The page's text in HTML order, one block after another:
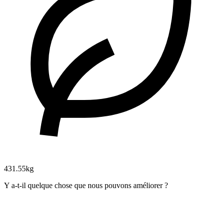
431.55kg
Y a-t-il quelque chose que nous pouvons améliorer ?